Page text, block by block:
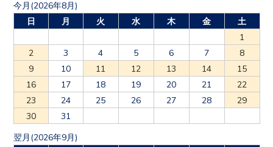
今月(2026年8月)
日
月 火 水 木 金
土
1
2
3 4 5 6 7
8
9
10 11 12 13 14
15
16
17 18 19 20 21
22
23
24 25 26 27 28
29
30
31
翌月(2026年9月)